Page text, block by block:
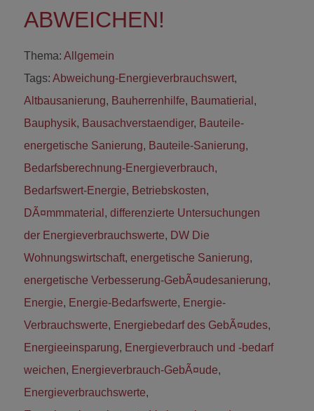
ABWEICHEN!
Thema: Allgemein
Tags: Abweichung-Energieverbrauchswert,
Altbausanierung, Bauherrenhilfe, Baumatierial ,
Bauphysik, Bausachverstaendiger, Bauteile-
energetische Sanierung, Bauteile-Sanierung,
Bedarfsberechnung-Energieverbrauch,
Bedarfswert-Energie, Betriebskosten,
DÃ¤mmmaterial , differenzierte Untersuchungen
der Energieverbrauchswerte, DW Die
Wohnungswirtschaft, energetische Sanierung,
energetische Verbesserung-GebÃ¤udesanierung,
Energie, Energie-Bedarfswerte, Energie-
Verbrauchswerte, Energiebedarf des GebÃ¤udes,
Energieeinsparung, Energieverbrauch und -bedarf
weichen, Energieverbrauch-GebÃ¤ude,
Energieverbrauchswerte,